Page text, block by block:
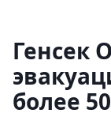
Генсек
более